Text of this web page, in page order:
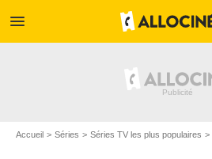
menu
Accueil Séries Séries TV les plus populaires